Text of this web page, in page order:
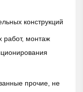
конструкций
работ, монтаж
прочие, не